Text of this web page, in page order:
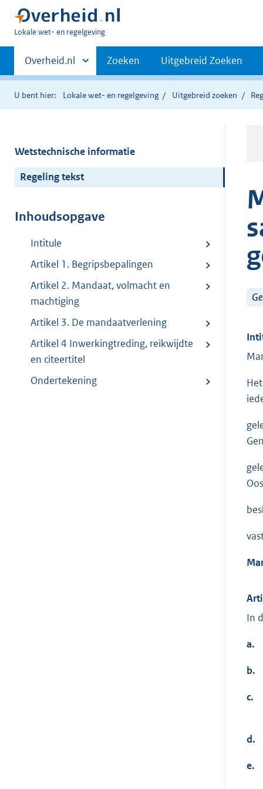
U
hier:
Lokale wet- en regelgeving
Primaire
navigatie
Andere
sites
binnen
Overheid.nl Zoeken Uitgebreid Zoeken
U bent hier: Lokale wet- en regelgeving Uitgebreid zoeken
Wetstechnische informatie
Regeling tekst
Inhoudsopgave
Intitule
Artikel 1. Begripsbepalingen
Artikel 2. Mandaat, volmacht en
machtiging
Artikel 3. De mandaatverlening
Artikel 4 Inwerkingtreding, reikwijdte
en citeertitel
Ondertekening
In
a.
b.
c.
d.
e.